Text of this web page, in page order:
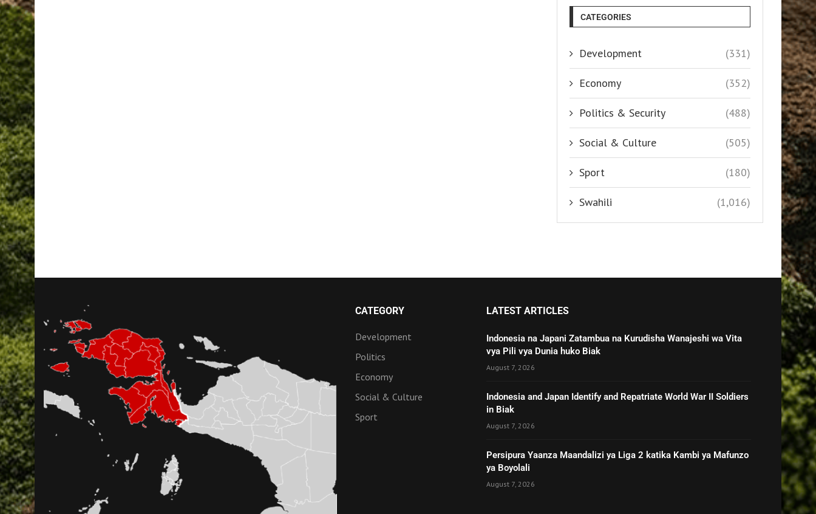
CATEGORIES
Development (331)
Economy (352)
Politics & Security (488)
Social & Culture (505)
Sport (180)
Swahili (1,016)
CATEGORY
Development
Politics
Economy
Social & Culture
Sport
LATEST ARTICLES
Indonesia na Japani Zatambua na Kurudisha Wanajeshi wa Vita
vya Pili vya Dunia huko Biak
August 7, 2026
Indonesia and Japan Identify and Repatriate World War II Soldiers
in Biak
August 7, 2026
Persipura Yaanza Maandalizi ya Liga 2 katika Kambi ya Mafunzo
ya Boyolali
August 7, 2026